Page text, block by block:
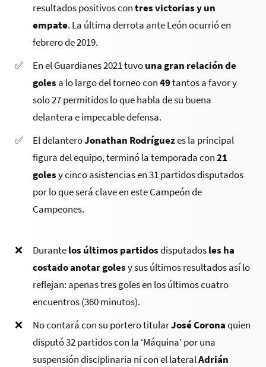
resultados positivos contres victorias y un
empate. La última derrota ante León ocurrió en
febrero de 2019.
En el Guardianes 2021 tuvouna gran relación de
goles a lo largo del torneo con49tantos a favor y
solo 27 permitidos lo que habla de su buena
delantera e impecable defensa.
El delanteroJonathan Rodríguezes la principal
figura del equipo, terminó la temporada con21
golesy cinco asistencias en 31 partidos disputados
por lo que será clave en este Campeón de
Campeones.
Durantelos últimos partidosdisputadosles ha
costado anotar golesy sus últimos resultados así lo
reflejan: apenas tres goles en los últimos cuatro
encuentros (360 minutos).
No contará con su portero titularJosé Coronaquien
disputó 32 partidos con la ‘Máquina’ por una
suspensión disciplinaria ni con el lateralAdrián